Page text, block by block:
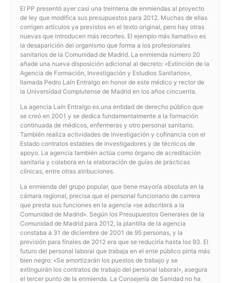
El PP presentó ayer casi una treintena de enmiendas al proyecto
de ley que modifica sus presupuestos para 2012. Muchas de ellas
corrigen artículos ya previstos en el texto original, pero hay otras
nuevas que introducen más recortes. El ejemplo más llamativo es
la desaparición del organismo que forma a los profesionales
sanitarios de la Comunidad de Madrid. La enmienda número 20
añade una nueva disposición adicional al decreto: «Extinción de la
Agencia de Formación, Investigación y Estudios Sanitarios»,
llamada Pedro Laín Entralgo en honor de este médico y rector de
la Universidad Complutense de Madrid en los años cincuenta.
La agencia Laín Entralgo es una entidad de derecho público que
se creó en 2001 y se dedica fundamentalmente a la formación
continuada de médicos, enfermeras y otro personal sanitario.
También realiza actividades de investigación y cofinancia con el
Estado contratos estables de investigadores y de técnicos de
apoyo. La agencia también actúa como órgano de acreditación
sanitaria y colabora en la elaboración de guías de prácticas
clínicas, entre otras atribuciones.
La enmienda del grupo popular, que tiene mayoría absoluta en la
cámara regional, precisa que el personal funcionario de carrera
que presta sus funciones en la agencia «se adscribirá a la
Comunidad de Madrid». Según los Presupuestos Generales de la
Comunidad de Madrid para 2012, la plantilla de la agencia
constaba a 31 de diciembre de 2001 de 95 personas, y la
previsión para finales de 2012 era que se reduciría hasta los 93. El
futuro del personal laboral que trabaja en el ente público pinta más
bien negro: «Se amortizarán los puestos de trabajo y se
extinguirán los contratos de trabajo del personal laboral», asegura
el tercer punto de la enmienda. La Consejería de Sanidad no ha